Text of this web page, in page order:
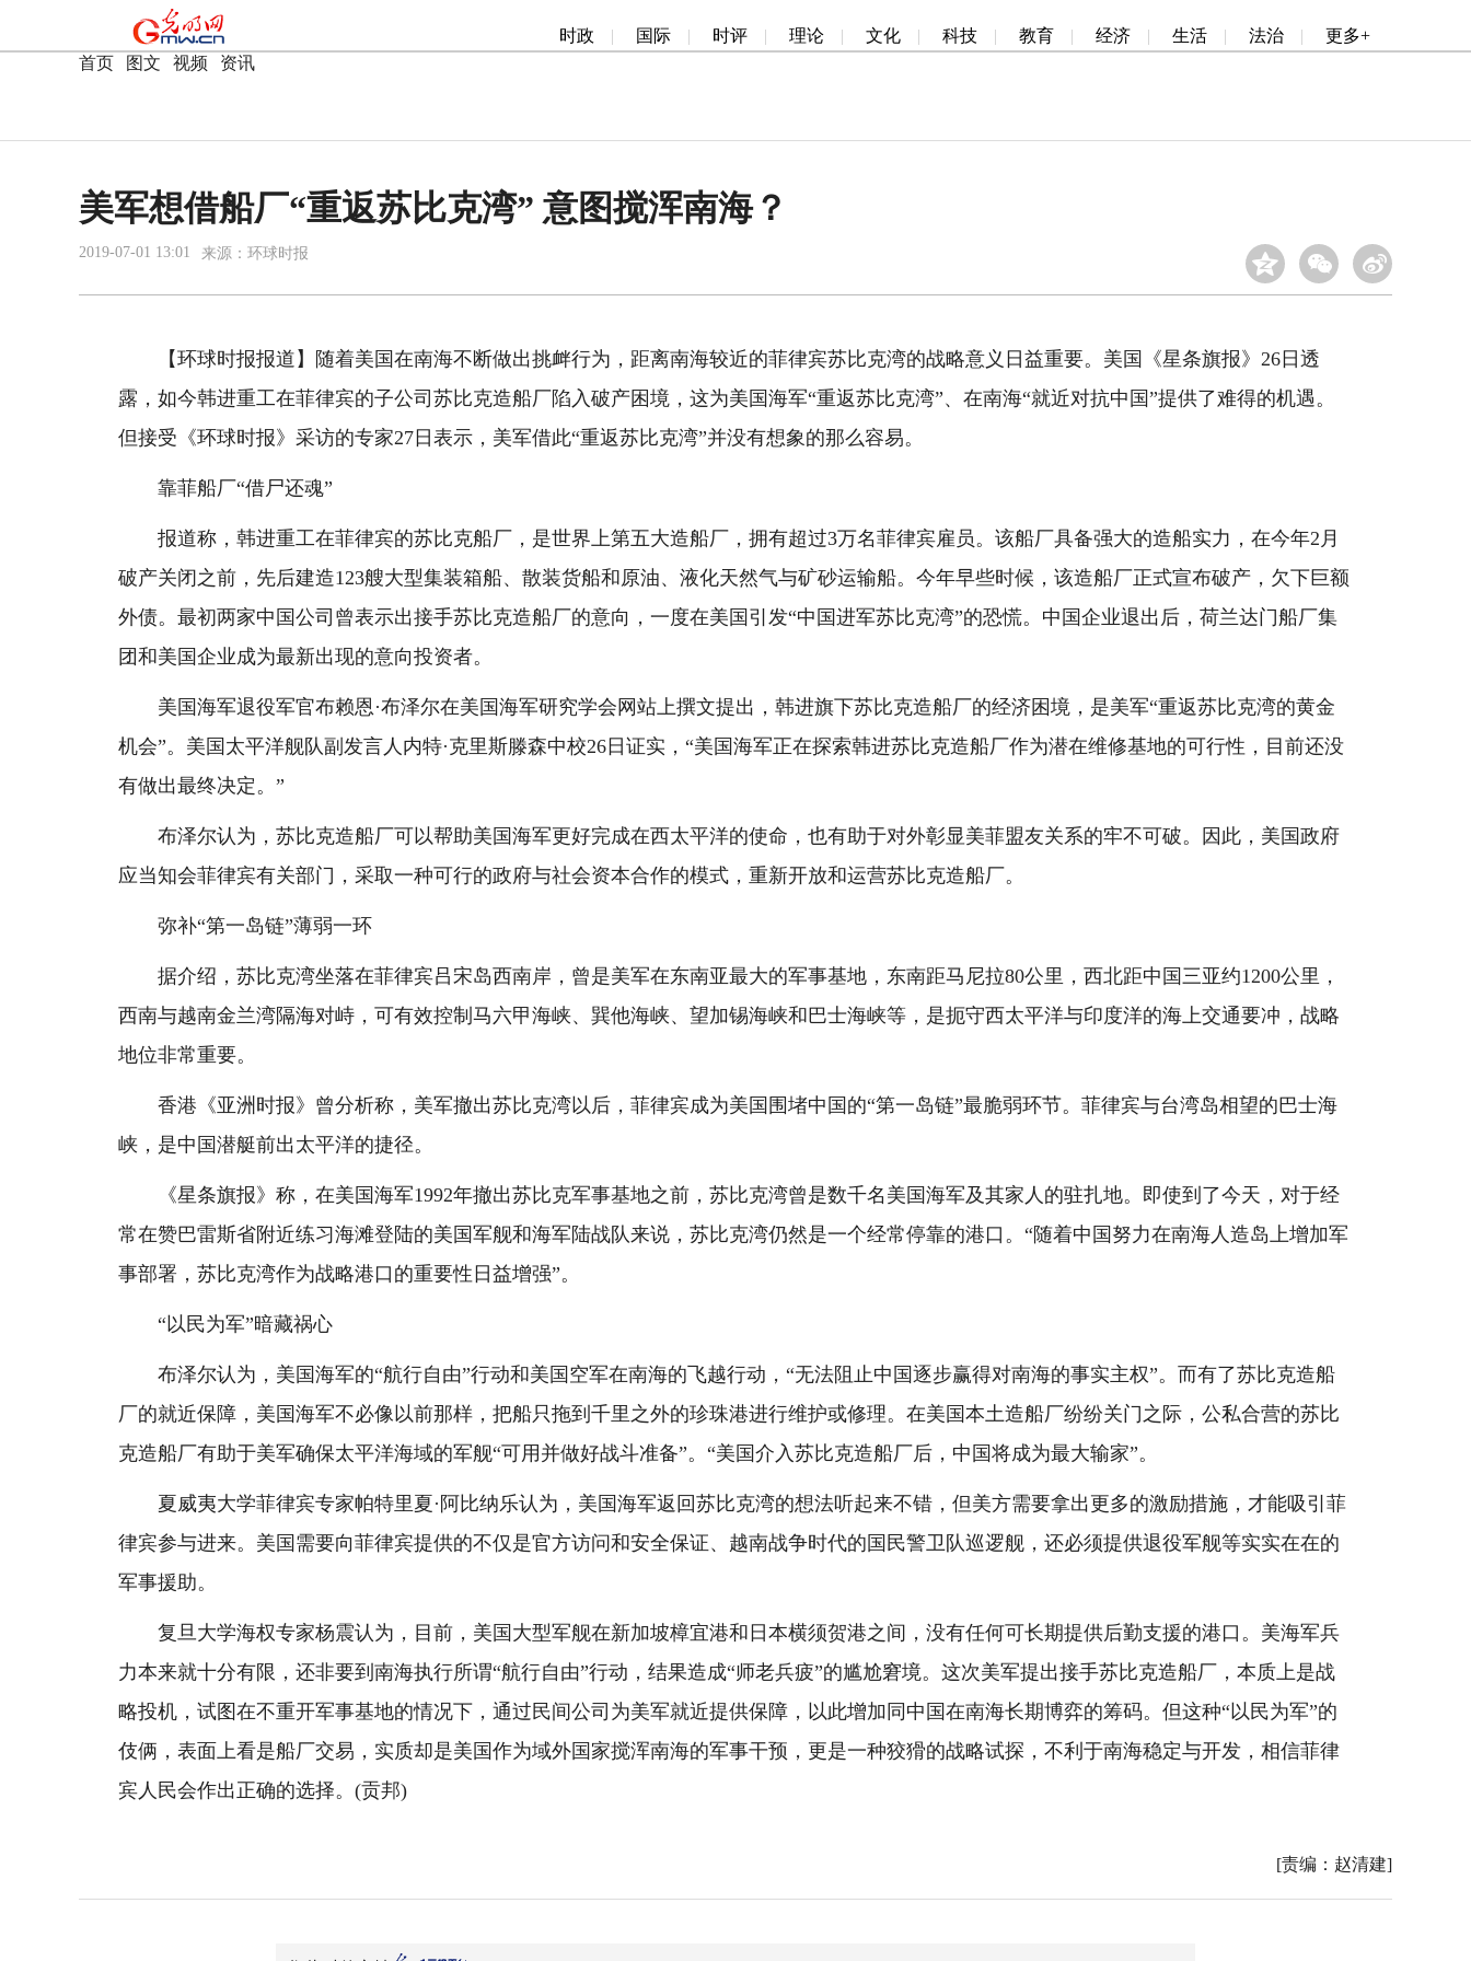
时政 | 国际 | 时评 | 理论 | 文化 | 科技 | 教育 | 经济 | 生活 | 法治 |
更多+
首页
图文 视频 资讯
美军想借船厂“重返苏比克湾” 意图搅浑南海？
2019-07-01 13:01 来源： 环球时报
【环球时报报道】随着美国在南海不断做出挑衅行为，距离南海较近的菲律宾苏比克湾的战略意义日益重要。美国《星条旗报》26日透
露，如今韩进重工在菲律宾的子公司苏比克造船厂陷入破产困境，这为美国海军“重返苏比克湾”、在南海“就近对抗中国”提供了难得的机遇。
但接受《环球时报》采访的专家27日表示，美军借此“重返苏比克湾”并没有想象的那么容易。
靠菲船厂“借尸还魂”
报道称，韩进重工在菲律宾的苏比克船厂，是世界上第五大造船厂，拥有超过3万名菲律宾雇员。该船厂具备强大的造船实力，在今年2月
破产关闭之前，先后建造123艘大型集装箱船、散装货船和原油、液化天然气与矿砂运输船。今年早些时候，该造船厂正式宣布破产，欠下巨额
外债。最初两家中国公司曾表示出接手苏比克造船厂的意向，一度在美国引发“中国进军苏比克湾”的恐慌。中国企业退出后，荷兰达门船厂集
团和美国企业成为最新出现的意向投资者。
美国海军退役军官布赖恩·布泽尔在美国海军研究学会网站上撰文提出，韩进旗下苏比克造船厂的经济困境，是美军“重返苏比克湾的黄金
机会”。美国太平洋舰队副发言人内特·克里斯滕森中校26日证实，“美国海军正在探索韩进苏比克造船厂作为潜在维修基地的可行性，目前还没
有做出最终决定。”
布泽尔认为，苏比克造船厂可以帮助美国海军更好完成在西太平洋的使命，也有助于对外彰显美菲盟友关系的牢不可破。因此，美国政府
应当知会菲律宾有关部门，采取一种可行的政府与社会资本合作的模式，重新开放和运营苏比克造船厂。
弥补“第一岛链”薄弱一环
据介绍，苏比克湾坐落在菲律宾吕宋岛西南岸，曾是美军在东南亚最大的军事基地，东南距马尼拉80公里，西北距中国三亚约1200公里，
西南与越南金兰湾隔海对峙，可有效控制马六甲海峡、巽他海峡、望加锡海峡和巴士海峡等，是扼守西太平洋与印度洋的海上交通要冲，战略
地位非常重要。
香港《亚洲时报》曾分析称，美军撤出苏比克湾以后，菲律宾成为美国围堵中国的“第一岛链”最脆弱环节。菲律宾与台湾岛相望的巴士海
峡，是中国潜艇前出太平洋的捷径。
《星条旗报》称，在美国海军1992年撤出苏比克军事基地之前，苏比克湾曾是数千名美国海军及其家人的驻扎地。即使到了今天，对于经
常在赞巴雷斯省附近练习海滩登陆的美国军舰和海军陆战队来说，苏比克湾仍然是一个经常停靠的港口。“随着中国努力在南海人造岛上增加军
事部署，苏比克湾作为战略港口的重要性日益增强”。
“以民为军”暗藏祸心
布泽尔认为，美国海军的“航行自由”行动和美国空军在南海的飞越行动，“无法阻止中国逐步赢得对南海的事实主权”。而有了苏比克造船
厂的就近保障，美国海军不必像以前那样，把船只拖到千里之外的珍珠港进行维护或修理。在美国本土造船厂纷纷关门之际，公私合营的苏比
克造船厂有助于美军确保太平洋海域的军舰“可用并做好战斗准备”。“美国介入苏比克造船厂后，中国将成为最大输家”。
夏威夷大学菲律宾专家帕特里夏·阿比纳乐认为，美国海军返回苏比克湾的想法听起来不错，但美方需要拿出更多的激励措施，才能吸引菲
律宾参与进来。美国需要向菲律宾提供的不仅是官方访问和安全保证、越南战争时代的国民警卫队巡逻舰，还必须提供退役军舰等实实在在的
军事援助。
复旦大学海权专家杨震认为，目前，美国大型军舰在新加坡樟宜港和日本横须贺港之间，没有任何可长期提供后勤支援的港口。美海军兵
力本来就十分有限，还非要到南海执行所谓“航行自由”行动，结果造成“师老兵疲”的尴尬窘境。这次美军提出接手苏比克造船厂，本质上是战
略投机，试图在不重开军事基地的情况下，通过民间公司为美军就近提供保障，以此增加同中国在南海长期博弈的筹码。但这种“以民为军”的
伎俩，表面上看是船厂交易，实质却是美国作为域外国家搅浑南海的军事干预，更是一种狡猾的战略试探，不利于南海稳定与开发，相信菲律
宾人民会作出正确的选择。(贡邦)
[责编：赵清建]